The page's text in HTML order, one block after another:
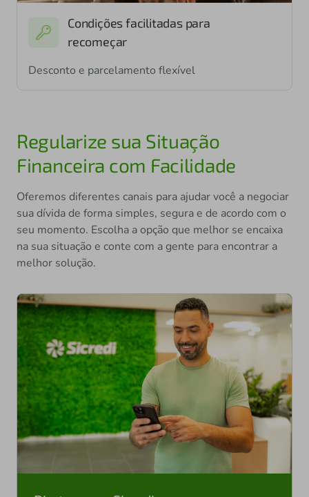
Condições facilitadas para
recomeçar
Desconto e parcelamento flexível
Regularize sua Situação
Financeira com Facilidade
Oferemos diferentes canais para ajudar você a negociar
sua dívida de forma simples, segura e de acordo com o
seu momento. Escolha a opção que melhor se encaixa
na sua situação e conte com a gente para encontrar a
melhor solução.